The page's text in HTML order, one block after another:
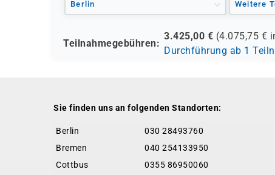
Berlin Weitere
Teilnahmegebühren:
3.425,00 € (4.075,75 €
Durchführung ab 1
Sie finden uns an folgenden Standorten:
Berlin
030 28493760
Bremen
040 254133950
Cottbus
0355 86950060